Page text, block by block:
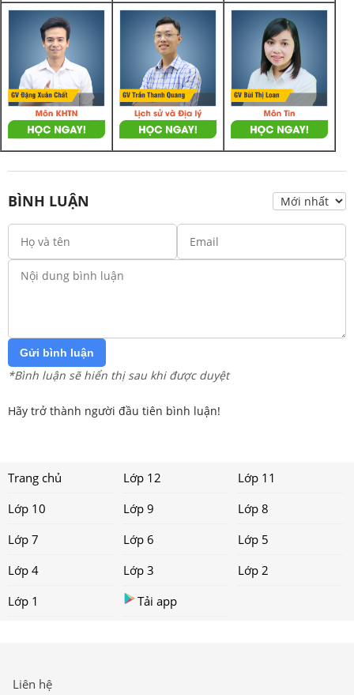
BÌNH LUẬN
Gửi bình luận
*Bình luận sẽ hiển thị sau khi được duyệt
Hãy trở thành người đầu tiên bình luận!
Trang chủ Lớp 12
Lớp 11
Lớp 10
Lớp 9
Lớp 8
Lớp 7
Lớp 6
Lớp 5
Lớp 4
Lớp 3
Lớp 2
Lớp 1
Tải app
Liên hệ